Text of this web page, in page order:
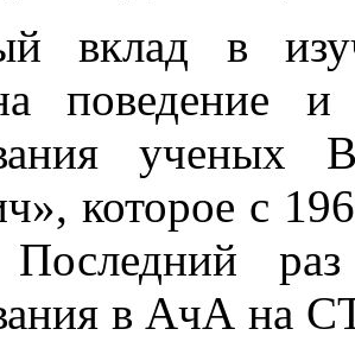
вклад в
поведение и
которое с
в АчА на